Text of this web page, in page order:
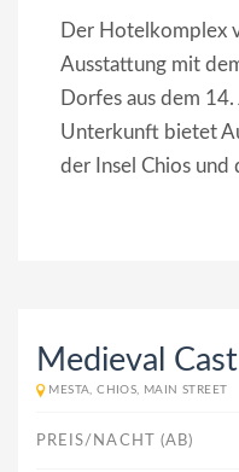
Der Hotelkomplex
Ausstattung mit
Dorfes aus dem
Unterkunft bietet
der Insel Chios und
Medieval
MESTA, CHIOS, MAIN STREET
PREIS/NACHT (AB)